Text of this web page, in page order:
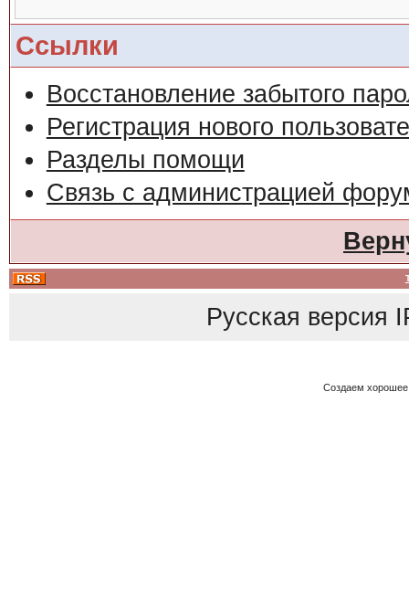
Ссылки
Восстановление забытого
Регистрация нового
Разделы помощи
Связь с администрацией
Русская версия
Создаем